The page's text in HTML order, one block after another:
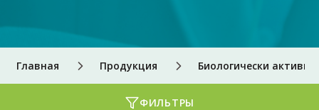
Главная Продукция Биологически
ФИЛЬТРЫ